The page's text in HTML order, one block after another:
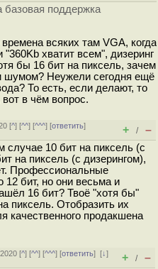
поддержка
всяких там VGA, когда
хватит всем", дизеринг
бы 16 бит на пиксель, зачем
шумом? Неужели сегодня ещё
То есть, если делают, то
в чём вопрос.
[^] [^^] [^^^] [ответить]
+ / –
10 бит на пиксель (с
на пиксель (с дизерингом),
Профессиональные
12 бит, но они весьма и
16 бит? Твоё "хотя бы"
пиксель. Отобразить их
качественного продакшена
[^] [^^] [^^^] [ответить][↓]
+ / –